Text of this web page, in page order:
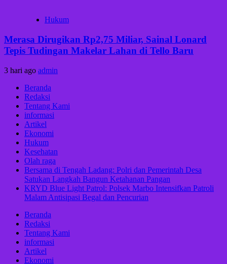
Hukum
Merasa Dirugikan Rp2,75 Miliar, Sainal Lonard
Tepis Tudingan Makelar Lahan di Tello Baru
3 hari ago admin
Beranda
Redaksi
Tentang Kami
informasi
Artikel
Ekonomi
Hukum
Kesehatan
Olah raga
Bersama di Tengah Ladang: Polri dan Pemerintah Desa
Satukan Langkah Bangun Ketahanan Pangan
KRYD Blue Light Patrol: Polsek Marbo Intensifkan Patroli
Malam Antisipasi Begal dan Pencurian
Beranda
Redaksi
Tentang Kami
informasi
Artikel
Ekonomi